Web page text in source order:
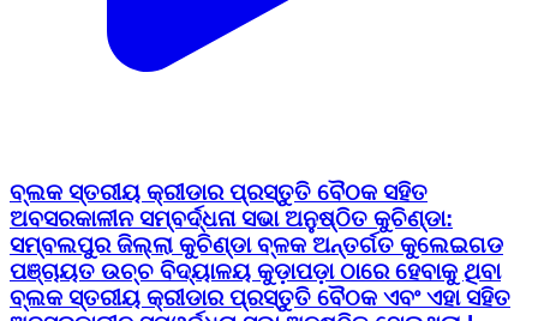
ବ୍ଲକ ସ୍ତରୀୟ କ୍ରୀଡାର ପ୍ରସ୍ତୁତି ବୈଠକ ସହିତ
ଅବସରକାଳୀନ ସମ୍ବର୍ଦ୍ଧନା ସଭା ଅନୁଷ୍ଠିତ କୁଚିଣ୍ଡା:
ସମ୍ବଲପୁର ଜିଲ୍ଲା କୁଚିଣ୍ଡା ବ୍ଳକ ଅନ୍ତର୍ଗତ କୁଲେଇଗଡ
ପଞ୍ଚାୟତ ଉଚ୍ଚ ବିଦ୍ୟାଳୟ କୁଡ଼ାପଡ଼ା ଠାରେ ହେବାକୁ ଥିବା
ବ୍ଲକ ସ୍ତରୀୟ କ୍ରୀଡାର ପ୍ରସ୍ତୁତି ବୈଠକ ଏବଂ ଏହା ସହିତ